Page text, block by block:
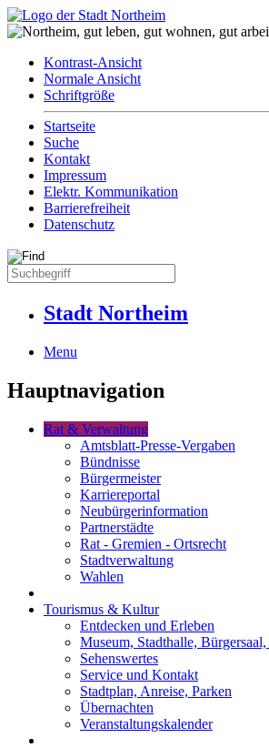
Kontrast-Ansicht
Normale Ansicht
Schriftgröße
Startseite
Suche
Kontakt
Impressum
Elektr. Kommunikation
Barrierefreiheit
Datenschutz
Stadt Northeim
Menu
Hauptnavigation
Rat & Verwaltung
Amtsblatt-Presse-Vergaben
Bündnisse
Bürgermeister
Karriereportal
Neubürgerinformation
Partnerstädte
Rat - Gremien - Ortsrecht
Stadtverwaltung
Wahlen
Tourismus & Kultur
Entdecken und Erleben
Museum, Stadthalle,
Sehenswertes
Service und Kontakt
Stadtplan, Anreise, Parken
Übernachten
Veranstaltungskalender